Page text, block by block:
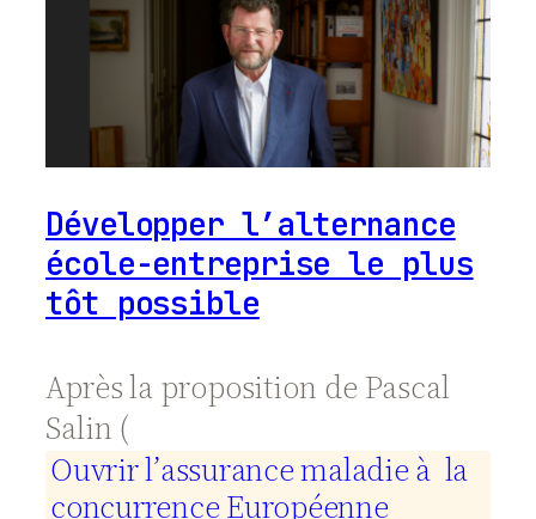
Développer l’alternance
école-entreprise le plus
tôt possible
Après la proposition de Pascal
Salin (
Ouvrirl’assurancemaladieà la
concurrenceEuropéenne